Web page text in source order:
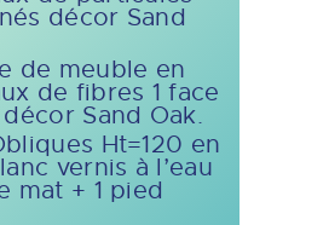
décor Sand
de meuble en
de fibres 1 face
Sand Oak.
Ht=120 en
vernis à l’eau
mat + 1 pied